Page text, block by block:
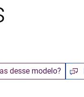
desse modelo?